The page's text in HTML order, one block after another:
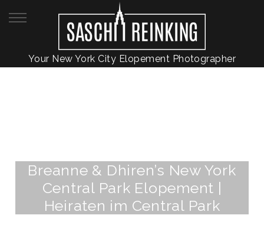
Your New York City Elopement Photographer
Breanne & Dhiren’s New York
Central Park Elopement |
Heiraten im Central Park